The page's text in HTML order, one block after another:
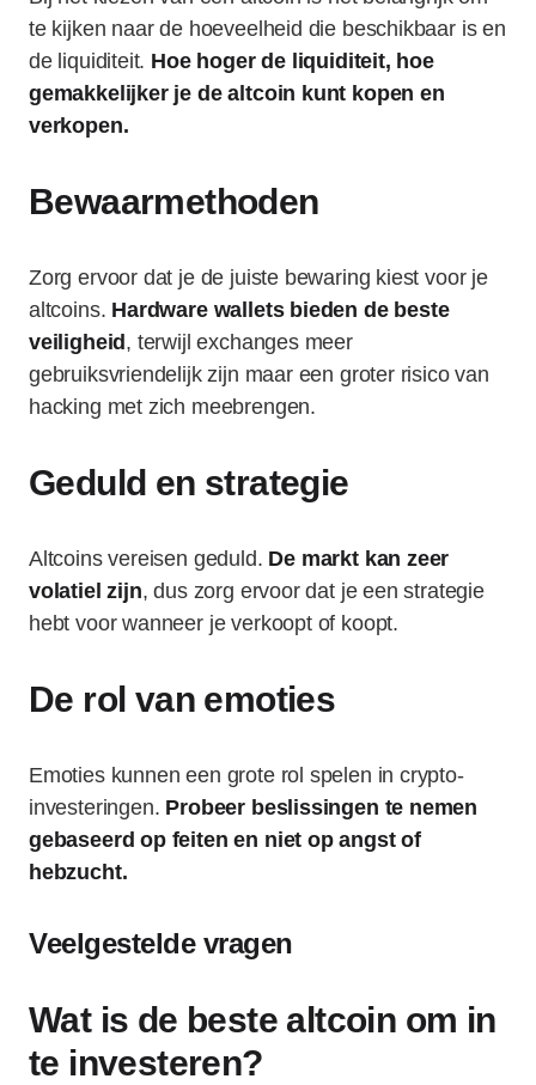
te kijken naar de hoeveelheid die beschikbaar is en
de liquiditeit. Hoe hoger de liquiditeit, hoe
gemakkelijker je de altcoin kunt kopen en
verkopen.
Bewaarmethoden
Zorg ervoor dat je de juiste bewaring kiest voor je
altcoins. Hardware wallets bieden de beste
veiligheid , terwijl exchanges meer
gebruiksvriendelijk zijn maar een groter risico van
hacking met zich meebrengen.
Geduld en strategie
Altcoins vereisen geduld. De markt kan zeer
volatiel zijn, dus zorg ervoor dat je een strategie
hebt voor wanneer je verkoopt of koopt.
De rol van emoties
Emoties kunnen een grote rol spelen in crypto-
investeringen. Probeer beslissingen te nemen
gebaseerd op feiten en niet op angst of
hebzucht.
Veelgestelde vragen
Wat is de beste altcoin om in
te investeren?